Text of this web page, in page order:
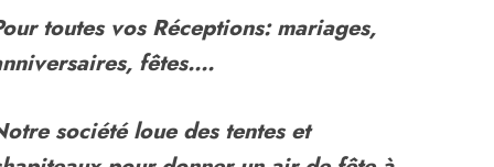
toutes vos Réceptions: mariages,
fêtes….
société loue des tentes et